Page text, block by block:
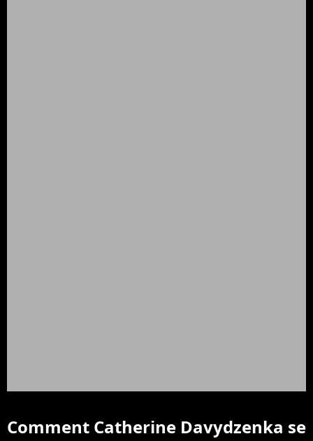
Comment Catherine Davydzenka se